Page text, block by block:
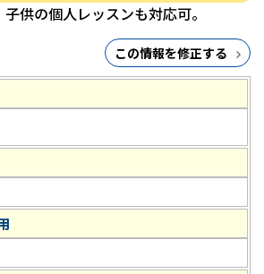
供の個人レッスンも対応可。
この情報を修正する